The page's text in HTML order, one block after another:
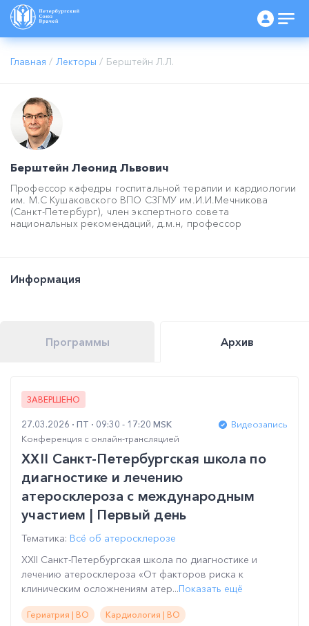
Главная / Лекторы / Берштейн Л.Л.
Берштейн Леонид Львович
Профессор кафедры госпитальной терапии и кардиологии
им. М.С Кушаковского ВПО СЗГМУ им.И.И.Мечникова
(Санкт-Петербург), член экспертного совета
национальных рекомендаций, д.м.н, профессор
Информация
Программы Архив
ЗАВЕРШЕНО
27.03.2026 ПТ 09:30 - 17:20 MSK
Видеозапись
Конференция с онлайн-трансляцией
XXII Санкт-Петербургская школа по
диагностике и лечению
атеросклероза с международным
участием | Первый день
Тематика: Всё об атеросклерозе
XXII Санкт-Петербургская школа по диагностике и
лечению атеросклероза «От факторов риска к
клиническим осложнениям атер...Показать ещё
Гериатрия | ВО Кардиология | ВО